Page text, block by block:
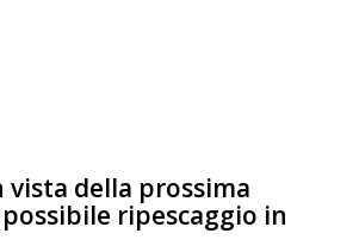
vista della prossima
ripescaggio in